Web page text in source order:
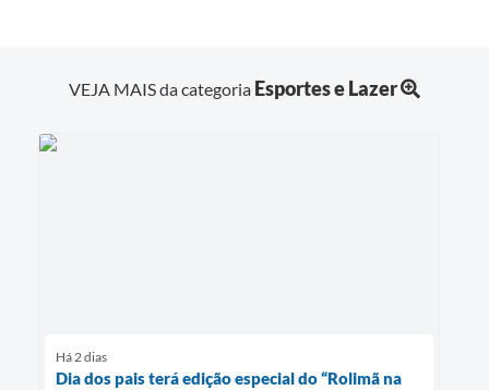
VEJA MAIS da categoria Esportes e Lazer
Há 2 dias
Dia dos pais terá edição especial do “Rolimã na